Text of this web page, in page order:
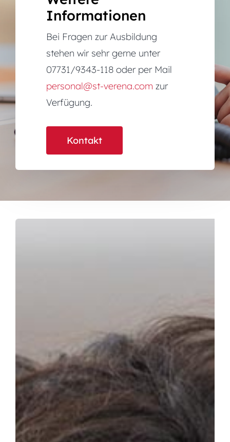
Informationen
Bei Fragen zur Ausbildung
stehen wir sehr gerne unter
07731/9343-118 oder per Mail
personal@st-verena.com zur
Verfügung.
Kontakt